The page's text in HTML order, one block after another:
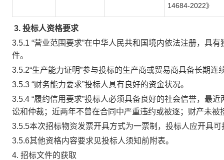
14684-2022》
3. 投标人资格要求
3.5.1 “营业范围要求”在中华人民共和国境内依法注册，具
件。
3.5.2“生产能力证明”参与投标的生产商或贸易商具备长期
3.5.3 “财务能力要求”投标人具有良好的资金状况。
3.5.4 “履约信用要求”投标人必须具备良好的社会信誉，最
讼和仲裁；近两年不曾在合同中严重违约或被逐；财产未
3.5.5本次招标物资发票开具方式为一票制，投标人应开具可
3.5.6其他资格内容要求见投标人须知前附表。
4. 招标文件的获取